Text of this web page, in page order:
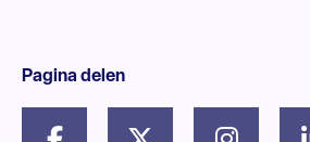
Pagina delen